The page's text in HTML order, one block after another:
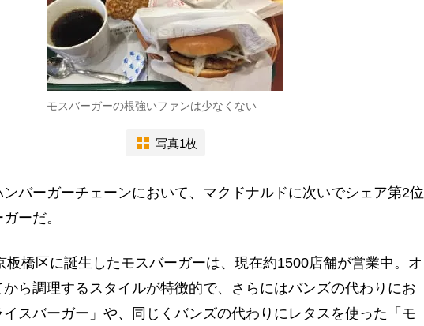
モスバーガーの根強いファンは少なくない
写真1枚
バーガーチェーンにおいて、マクドナルドに次いでシェア第2位
ーだ。
橋区に誕生したモスバーガーは、現在約1500店舗が営業中。オ
ら調理するスタイルが特徴的で、さらにはバンズの代わりにお
スバーガー」や、同じくバンズの代わりにレタスを使った「モ